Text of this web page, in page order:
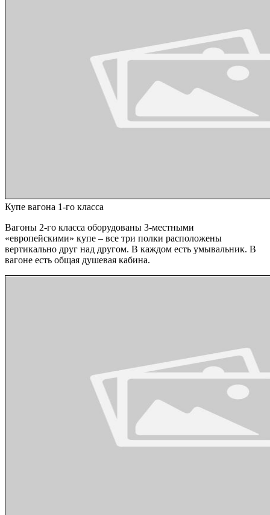
Купе вагона 1-го класса
Вагоны 2-го класса оборудованы 3-местными
«европейскими» купе – все три полки расположены
вертикально друг над другом. В каждом есть умывальник. В
вагоне есть общая душевая кабина.